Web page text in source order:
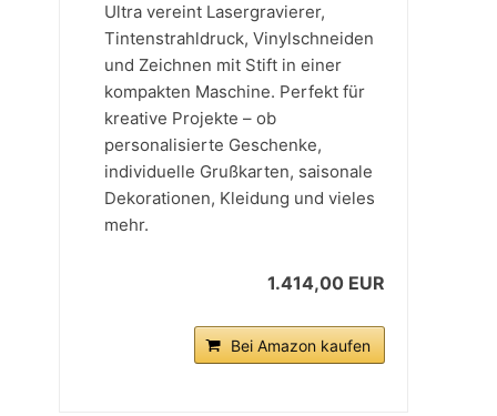
Ultra vereint Lasergravierer,
Tintenstrahldruck, Vinylschneiden
und Zeichnen mit Stift in einer
kompakten Maschine. Perfekt für
kreative Projekte – ob
personalisierte Geschenke,
individuelle Grußkarten, saisonale
Dekorationen, Kleidung und vieles
mehr.
1.414,00 EUR
Bei Amazon kaufen